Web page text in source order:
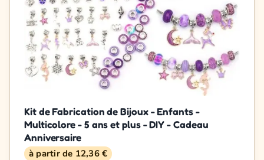
Kit de Fabrication de Bijoux - Enfants -
Multicolore - 5 ans et plus - DIY - Cadeau
Anniversaire
à partir de 12,36 €